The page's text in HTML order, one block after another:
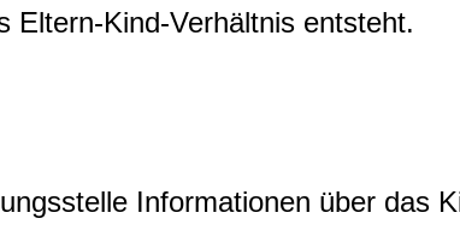
Eltern-Kind-Verhältnis entsteht.
Informationen über das